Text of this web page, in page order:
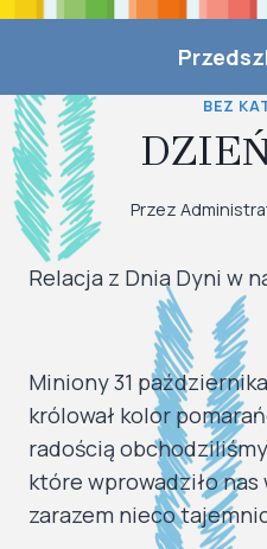
BEZ
Przez
Relacja z Dnia Dyni w
​Miniony 31
królował kolor
radością
które wprowadziło nas
zarazem nieco